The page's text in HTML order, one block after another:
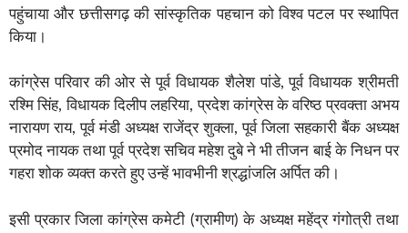
पहुंचाया और छत्तीसगढ़ की सांस्कृतिक पहचान को विश्व पटल पर स्थापित
किया।
कांग्रेस परिवार की ओर से पूर्व विधायक शैलेश पांडे, पूर्व विधायक श्रीमती
रश्मि सिंह, विधायक दिलीप लहरिया, प्रदेश कांग्रेस के वरिष्ठ प्रवक्ता अभय
नारायण राय, पूर्व मंडी अध्यक्ष राजेंद्र शुक्ला, पूर्व जिला सहकारी बैंक अध्यक्ष
प्रमोद नायक तथा पूर्व प्रदेश सचिव महेश दुबे ने भी तीजन बाई के निधन पर
गहरा शोक व्यक्त करते हुए उन्हें भावभीनी श्रद्धांजलि अर्पित की।
इसी प्रकार जिला कांग्रेस कमेटी (ग्रामीण) के अध्यक्ष महेंद्र गंगोत्री तथा